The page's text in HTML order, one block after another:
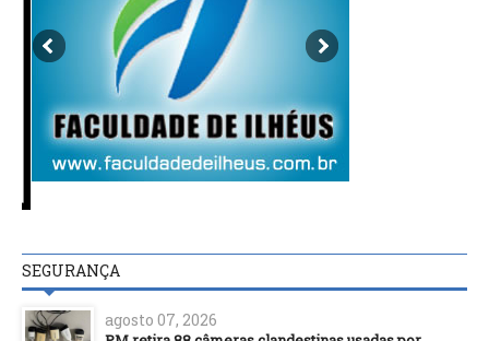
SEGURANÇA
agosto 07, 2026